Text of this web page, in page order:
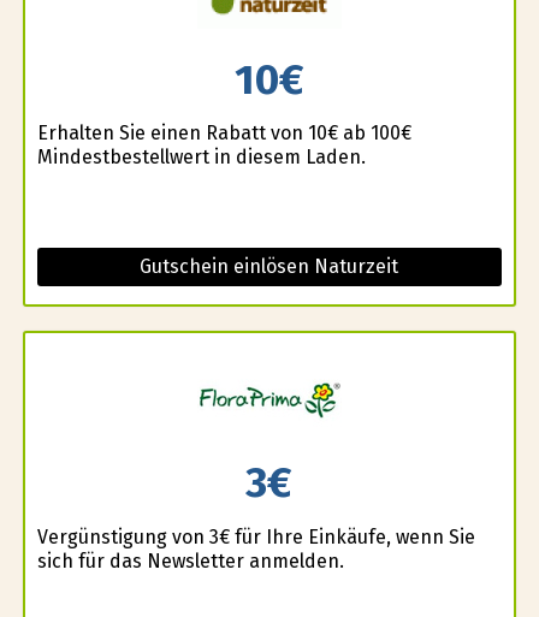
10€
Erhalten Sie einen Rabatt von 10€ ab 100€
Mindestbestellwert in diesem Laden.
Gutschein einlösen Naturzeit
3€
Vergünstigung von 3€ für Ihre Einkäufe, wenn Sie
sich für das Newsletter anmelden.